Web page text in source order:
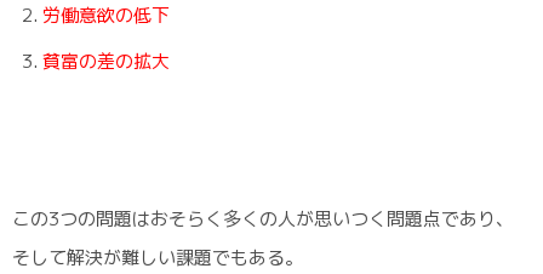
労働意欲の低下
貧富の差の拡大
この3つの問題はおそらく多くの人が思いつく問題点であり、
そして解決が難しい課題でもある。